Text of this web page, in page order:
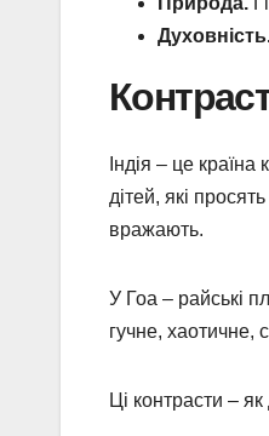
Індія – це
дітей, які
вражають.
У Гоа – райські
гучне, хаотичне,
Ці контрасти –